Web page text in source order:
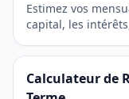
Estimez vos
capital, les
Calculateur de